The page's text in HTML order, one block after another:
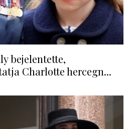
bejelentette,
Charlotte hercegn...